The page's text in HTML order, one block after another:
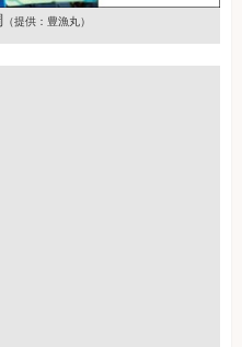
（提供：豊漁丸）